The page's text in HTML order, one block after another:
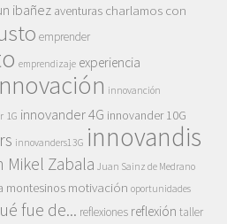
ibañez aventuras charlamos con
emprender
emprendizaje experiencia
innovanción
1G innovander 4G innovander 10G
innovanders13G innovandis
Mikel Zabala Juan Sainz de Medrano
montesinos motivación oportunidades
fue de... reflexiones reflexión taller